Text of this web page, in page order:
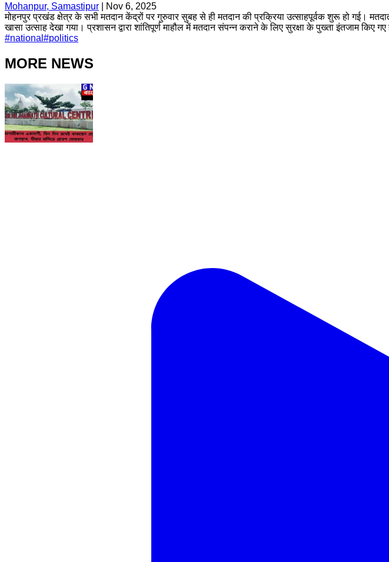
Mohanpur, Samastipur
Nov 6, 2025
मोहनपुर प्रखंड क्षेत्र के सभी मतदान केंद्रों पर गुरुवार सुबह से ही मतदान की प्रक्रिया उत्साहपूर्वक शुरू हो गई।
खासा उत्साह देखा गया। प्रशासन द्वारा शांतिपूर्ण माहौल में मतदान संपन्न कराने के लिए सुरक्षा के पुख्ता इंतजाम किए गए
#national #politics
MORE NEWS